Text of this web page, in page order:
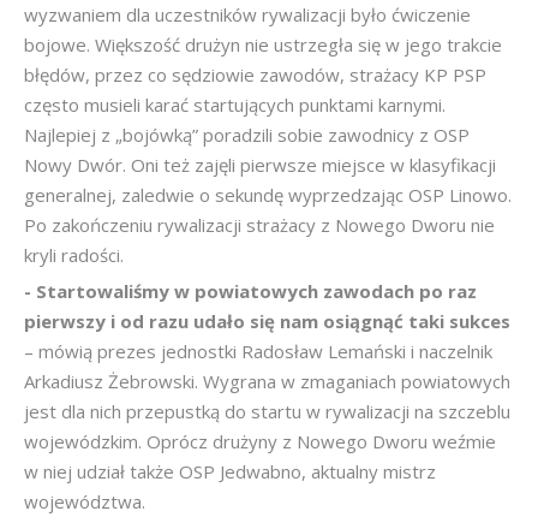
wyzwaniem dla uczestników rywalizacji było ćwiczenie
bojowe. Większość drużyn nie ustrzegła się w jego trakcie
błędów, przez co sędziowie zawodów, strażacy KP PSP
często musieli karać startujących punktami karnymi.
Najlepiej z „bojówką” poradzili sobie zawodnicy z OSP
Nowy Dwór. Oni też zajęli pierwsze miejsce w klasyfikacji
generalnej, zaledwie o sekundę wyprzedzając OSP Linowo.
Po zakończeniu rywalizacji strażacy z Nowego Dworu nie
kryli radości.
- Startowaliśmy w powiatowych zawodach po raz
pierwszy i od razu udało się nam osiągnąć taki sukces
– mówią prezes jednostki Radosław Lemański i naczelnik
Arkadiusz Żebrowski. Wygrana w zmaganiach powiatowych
jest dla nich przepustką do startu w rywalizacji na szczeblu
wojewódzkim. Oprócz drużyny z Nowego Dworu weźmie
w niej udział także OSP Jedwabno, aktualny mistrz
województwa.